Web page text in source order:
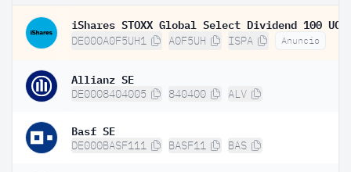
DE000A0F5UH1 A0F5UH ISPA Anuncio
Allianz SE
DE0008404005 840400 ALV
Basf SE
DE000BASF111 BASF11 BAS